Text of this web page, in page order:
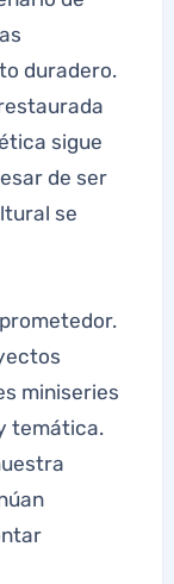
duradero.
sigue
de ser
se
miniseries
temática.